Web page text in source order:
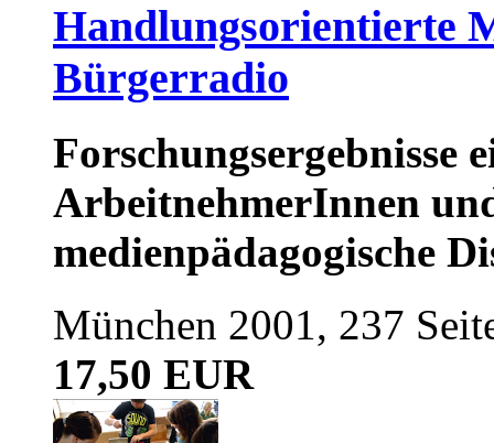
Handlungsorientierte
Bürgerradio
Forschungsergebnisse
ArbeitnehmerInnen
medienpädagogische
München 2001, 237
17,50 EUR